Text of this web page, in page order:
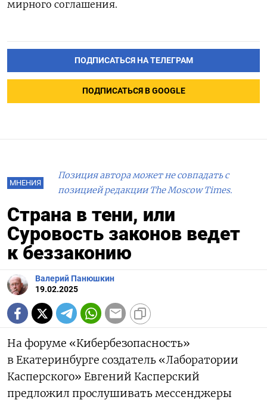
мирного соглашения.
ПОДПИСАТЬСЯ НА ТЕЛЕГРАМ
ПОДПИСАТЬСЯ В GOOGLE
МНЕНИЯ
Позиция автора может не совпадать с
позицией редакции The Moscow Times.
Страна в тени, или
Суровость законов ведет
к беззаконию
Валерий Панюшкин
19.02.2025
На форуме «Кибербезопасность»
в Екатеринбурге создатель «Лаборатории
Касперского» Евгений Касперский
предложил прослушивать мессенджеры